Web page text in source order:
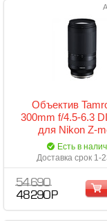
Объектив
300mm f/4.5-6.3
для Nikon Z-
Есть в
Доставка срок 1-
54 690
48 290 Р